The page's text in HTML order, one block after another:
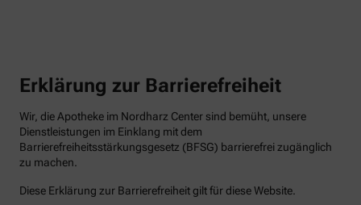
Erklärung zur Barrierefreiheit
Wir, die Apotheke im Nordharz Center sind bemüht, unsere
Dienstleistungen im Einklang mit dem
Barrierefreiheitsstärkungsgesetz (BFSG) barrierefrei zugänglich
zu machen.
Diese Erklärung zur Barrierefreiheit gilt für diese Website.